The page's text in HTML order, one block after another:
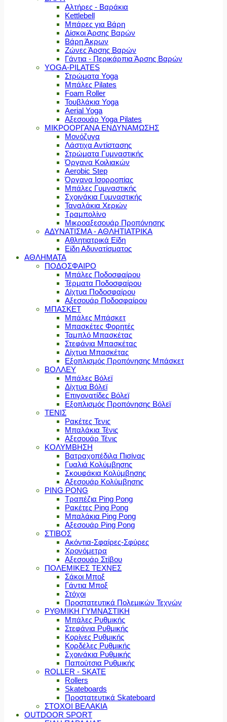
Αλτήρες - Βαράκια
Kettlebell
Μπάρες για Βάρη
Δίσκοι Άρσης Βαρών
Βάρη Άκρων
Ζώνες Άρσης Βαρών
Γάντια - Περικάρπια Άρσης Βαρών
YOGA-PILATES
Στρώματα Yoga
Μπάλες Pilates
Foam Roller
Τουβλάκια Yoga
Aerial Yoga
Αξεσουάρ Yoga Pilates
ΜΙΚΡΟΟΡΓΑΝΑ ΕΝΔΥΝΑΜΩΣΗΣ
Μονόζυγα
Λάστιχα Αντίστασης
Στρώματα Γυμναστικής
Όργανα Κοιλιακών
Aerobic Step
Όργανα Ισορροπίας
Μπάλες Γυμναστικής
Σχοινάκια Γυμναστικής
Ταναλάκια Χεριών
Τραμπολίνο
Μικροαξεσουάρ Προπόνησης
ΑΔΥΝΑΤΙΣΜΑ - ΑΘΛΗΤΙΑΤΡΙΚΑ
Αθλητιατρικά Είδη
Είδη Αδυνατίσματος
ΑΘΛΗΜΑΤΑ
ΠΟΔΟΣΦΑΙΡΟ
Μπάλες Ποδοσφαίρου
Τέρματα Ποδοσφαίρου
Δίχτυα Ποδοσφαίρου
Αξεσουάρ Ποδοσφαίρου
ΜΠΑΣΚΕΤ
Μπάλες Μπάσκετ
Μπασκέτες Φορητές
Ταμπλό Μπασκέτας
Στεφάνια Μπασκέτας
Δίχτυα Μπασκέτας
Εξοπλισμός Προπόνησης Μπάσκετ
ΒΟΛΛΕΥ
Μπάλες Βόλεϊ
Δίχτυα Βόλεϊ
Επιγονατίδες Βόλεϊ
Εξοπλισμός Προπόνησης Βόλεϊ
ΤΕΝΙΣ
Ρακέτες Τενις
Μπαλάκια Τένις
Αξεσουάρ Τένις
ΚΟΛΥΜΒΗΣΗ
Βατραχοπέδιλα Πισίνας
Γυαλιά Κολύμβησης
Σκουφάκια Κολύμβησης
Αξεσουάρ Κολύμβησης
PING PONG
Τραπέζια Ping Pong
Ρακέτες Ping Pong
Μπαλάκια Ping Pong
Αξεσουάρ Ping Pong
ΣΤΙΒΟΣ
Ακόντια-Σφαίρες-Σφύρες
Χρονόμετρα
Αξεσουάρ Στίβου
ΠΟΛΕΜΙΚΕΣ ΤΕΧΝΕΣ
Σάκοι Μποξ
Γάντια Μποξ
Στόχοι
Προστατευτικά Πολεμικών Τεχνών
ΡΥΘΜΙΚΗ ΓΥΜΝΑΣΤΙΚΗ
Μπάλες Ρυθμικής
Στεφάνια Ρυθμικής
Κορίνες Ρυθμικής
Κορδέλες Ρυθμικής
Σχοινάκια Ρυθμικής
Παπούτσια Ρυθμικής
ROLLER - SKATE
Rollers
Skateboards
Προστατευτικά Skateboard
ΣΤΟΧΟΙ ΒΕΛΑΚΙΑ
OUTDOOR SPORT